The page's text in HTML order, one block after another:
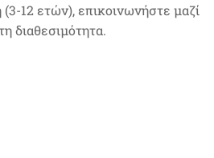
(3-12 ετών), επικοινωνήστε μαζί
διαθεσιμότητα.